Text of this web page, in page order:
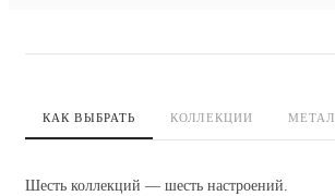
КАК ВЫБРАТЬ КОЛЛЕКЦИИ
Шесть коллекций — шесть настроений.